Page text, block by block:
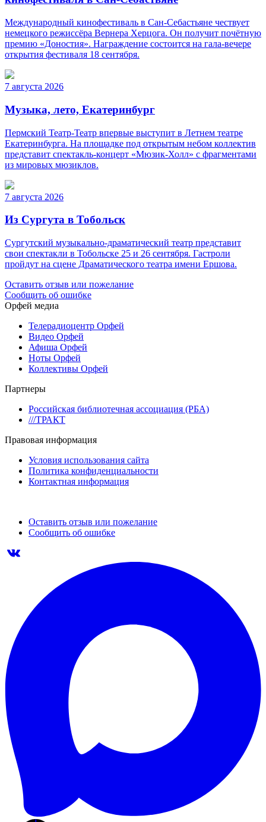
Международный кинофестиваль в Сан-Себастьяне чествует
немецкого режиссёра Вернера Херцога. Он получит почётную
премию «Доностия». Награждение состоится на гала-вечере
открытия фестиваля 18 сентября.
7 августа 2026
Музыка, лето, Екатеринбург
Пермский Театр-Театр впервые выступит в Летнем театре
Екатеринбурга. На площадке под открытым небом коллектив
представит спектакль-концерт «Мюзик-Холл» с фрагментами
из мировых мюзиклов.
7 августа 2026
Из Сургута в Тобольск
Сургутский музыкально-драматический театр представит
свои спектакли в Тобольске 25 и 26 сентября. Гастроли
пройдут на сцене Драматического театра имени Ершова.
Оставить отзыв или пожелание
Сообщить об ошибке
Орфей медиа
Телерадиоцентр Орфей
Видео Орфей
Афиша Орфей
Ноты Орфей
Коллективы Орфей
Партнеры
Российская библиотечная ассоциация (РБА)
///ТРАКТ
Правовая информация
Условия использования сайта
Политика конфиденциальности
Контактная информация
Оставить отзыв или пожелание
Сообщить об ошибке